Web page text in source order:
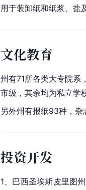
用于装卸纸和纸浆、盐
文化教育
州有71所各类大专院
市级，其余均为私立学
另外州有报纸93种，
投资开发
1、巴西圣埃斯皮里图